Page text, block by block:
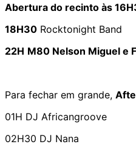
Abertura do recinto às
18H30 Rocktonight Band
22H M80 Nelson Miguel e
Para fechar em grande,
01H DJ Africangroove
02H30 DJ Nana